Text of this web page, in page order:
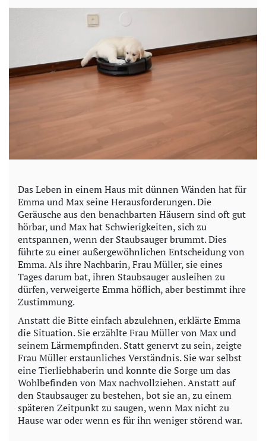
Das Leben in einem Haus mit dünnen Wänden hat für
Emma und Max seine Herausforderungen. Die
Geräusche aus den benachbarten Häusern sind oft gut
hörbar, und Max hat Schwierigkeiten, sich zu
entspannen, wenn der Staubsauger brummt. Dies
führte zu einer außergewöhnlichen Entscheidung von
Emma. Als ihre Nachbarin, Frau Müller, sie eines
Tages darum bat, ihren Staubsauger ausleihen zu
dürfen, verweigerte Emma höflich, aber bestimmt ihre
Zustimmung.
Anstatt die Bitte einfach abzulehnen, erklärte Emma
die Situation. Sie erzählte Frau Müller von Max und
seinem Lärmempfinden. Statt genervt zu sein, zeigte
Frau Müller erstaunliches Verständnis. Sie war selbst
eine Tierliebhaberin und konnte die Sorge um das
Wohlbefinden von Max nachvollziehen. Anstatt auf
den Staubsauger zu bestehen, bot sie an, zu einem
späteren Zeitpunkt zu saugen, wenn Max nicht zu
Hause war oder wenn es für ihn weniger störend war.